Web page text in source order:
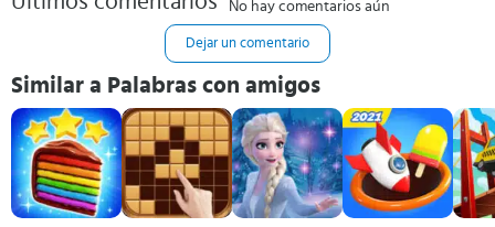
No hay comentarios aún
Dejar un comentario
Similar a Palabras con amigos